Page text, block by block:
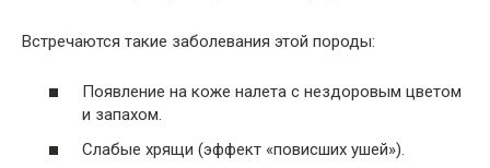
Встречаются такие заболевания этой породы:
Появление на коже налета с нездоровым цветом
и запахом.
Слабые хрящи (эффект «повисших ушей»).